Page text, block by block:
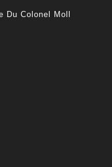
Du Colonel Moll